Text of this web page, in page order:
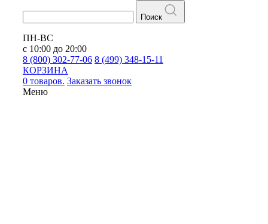
Поиск
ПН-ВС
с 10:00 до 20:00
8 (800) 302-77-06 8 (499) 348-15-11
КОРЗИНА
0 товаров. Заказать звонок
Меню